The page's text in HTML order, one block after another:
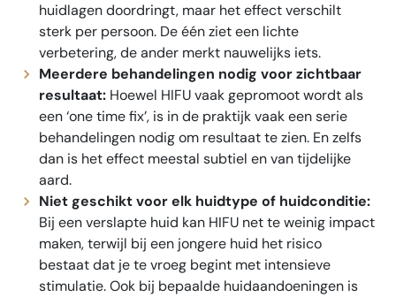
huidlagen doordringt, maar het effect verschilt
sterk per persoon. De één ziet een lichte
verbetering, de ander merkt nauwelijks iets.
Meerdere behandelingen nodig voor zichtbaar
resultaat: Hoewel HIFU vaak gepromoot wordt als
een ‘one time fix’, is in de praktijk vaak een serie
behandelingen nodig om resultaat te zien. En zelfs
dan is het effect meestal subtiel en van tijdelijke
aard.
Niet geschikt voor elk huidtype of huidconditie:
Bij een verslapte huid kan HIFU net te weinig impact
maken, terwijl bij een jongere huid het risico
bestaat dat je te vroeg begint met intensieve
stimulatie. Ook bij bepaalde huidaandoeningen is